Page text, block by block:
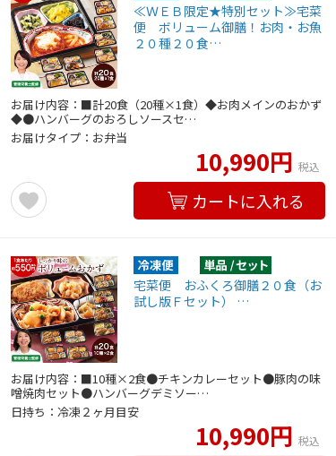
≪ＷＥＢ限定★特別セット≫宅菜
便 ボリューム御膳！お肉・お魚
２０種２０食…
お届け内容：■計20食（20種×1食）◆お肉メインのおかず
◆●ハンバーグのおろしソースセ…
お届けタイプ：お弁当
10,990円 税込
カートに入れる
宅菜便 おふくろ御膳２０食（お
試し版Ｆセット） …
お届け内容：■10種×2食●チキンカレーセット●豚肉の味
噌焼肉セット●ハンバーグデミソー…
日持ち：冷凍２ヶ月目安
10,990円 税込